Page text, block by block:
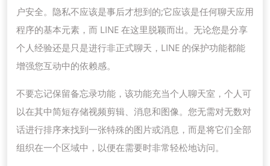
户安全。隐私不应该是事后才想到的;它应该是任何聊天应用
程序的基本元素，而 LINE 在这里脱颖而出。无论您是分享
个人经验还是只是进行非正式聊天，LINE 的保护功能都能
增强您互动中的依赖感。
不要忘记保留备忘录功能，该功能充当个人聊天室，个人可
以在其中简短存储视频剪辑、消息和图像。您无需对无数对
话进行排序来找到一张特殊的图片或消息，而是将它们全部
组织在一个区域中，以便在需要时非常轻松地访问。